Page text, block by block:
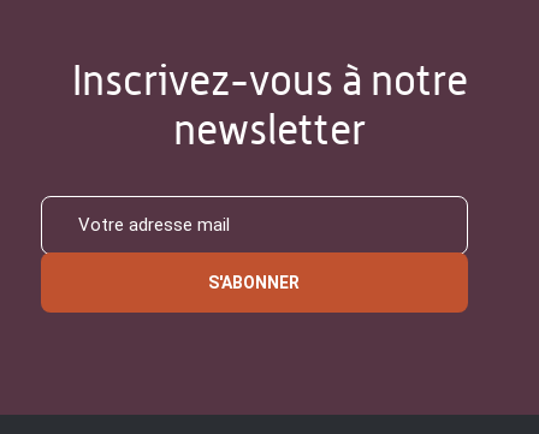
Inscrivez-vous à notre
newsletter
S'ABONNER